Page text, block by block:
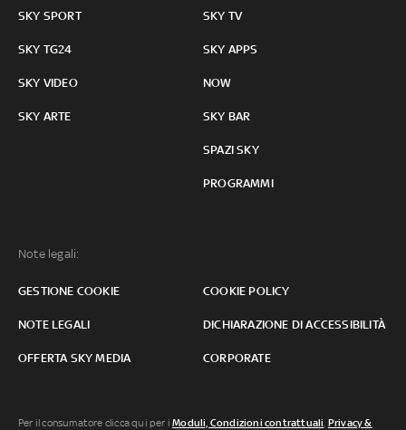
SKY SPORT
SKY TG24
SKY VIDEO
SKY ARTE
SKY TV
SKY APPS
NOW
SKY BAR
SPAZI SKY
PROGRAMMI
Note legali:
GESTIONE COOKIE COOKIE POLICY
NOTE LEGALI DICHIARAZIONE DI ACCESSIBILITÀ
OFFERTA SKY MEDIA CORPORATE
Per il consumatore clicca qui per iModuli, Condizioni contrattuali, Privacy &